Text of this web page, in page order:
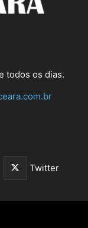
todos os dias.
Twitter